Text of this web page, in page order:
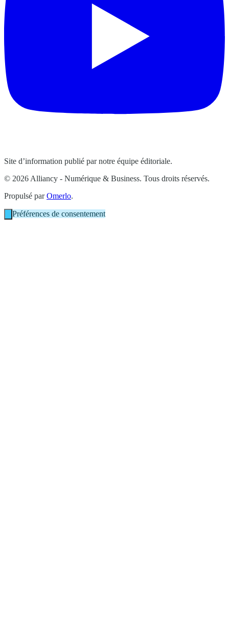
Site d’information publié par notre équipe éditoriale.
© 2026 Alliancy - Numérique & Business. Tous droits réservés.
Propulsé parOmerlo.
Préférences de consentement